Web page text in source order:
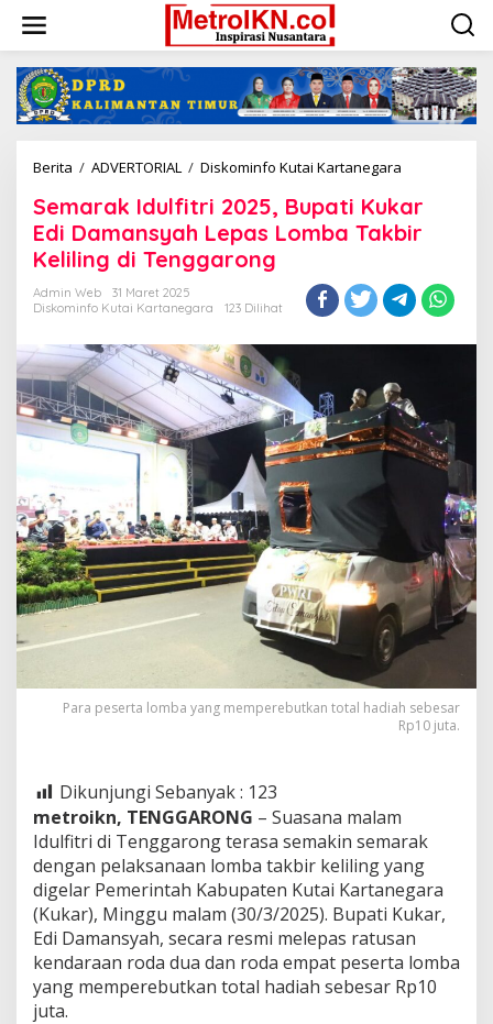
konten
Berita / ADVERTORIAL / Diskominfo Kutai Kartanegara
2025,
Bupati
Kukar
Damansyah
Lepas
Takbir
di
Tenggarong
Semarak Idulfitri 2025, Bupati Kukar
Edi Damansyah Lepas Lomba Takbir
Keliling di Tenggarong
Admin Web
31 Maret 2025
Diskominfo Kutai Kartanegara
123 Dilihat
Para peserta lomba yang memperebutkan total hadiah sebesar
Rp10 juta.
Dikunjungi Sebanyak : 123
metroikn, TENGGARONG – Suasana malam
Idulfitri di Tenggarong terasa semakin semarak
dengan pelaksanaan lomba takbir keliling yang
digelar Pemerintah Kabupaten Kutai Kartanegara
(Kukar), Minggu malam (30/3/2025). Bupati Kukar,
Edi Damansyah, secara resmi melepas ratusan
kendaraan roda dua dan roda empat peserta lomba
yang memperebutkan total hadiah sebesar Rp10
juta.